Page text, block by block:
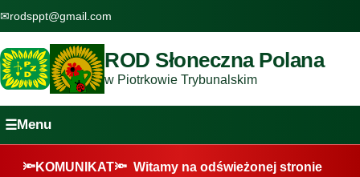
✉rodsppt@gmail.com
ROD Słoneczna Polana
w Piotrkowie Trybunalskim
☰Menu
🔦KOMUNIKAT🔦 Witamy na odświeżonej stronie